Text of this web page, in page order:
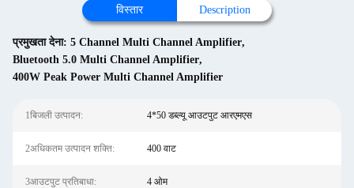
विस्तार Description
प्रमुखता देना: 5 Channel Multi Channel Amplifier,
Bluetooth 5.0 Multi Channel Amplifier,
400W Peak Power Multi Channel Amplifier
1बिजली उत्पादन: 4*50 डब्ल्यू आउटपुट आरएमएस
2अधिकतम उत्पादन शक्ति: 400 वाट
3आउटपुट प्रतिबाधा: 4 ओम